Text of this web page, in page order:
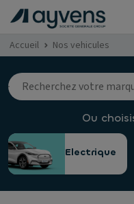
Accueil Nos vehicules
Ou
Electrique